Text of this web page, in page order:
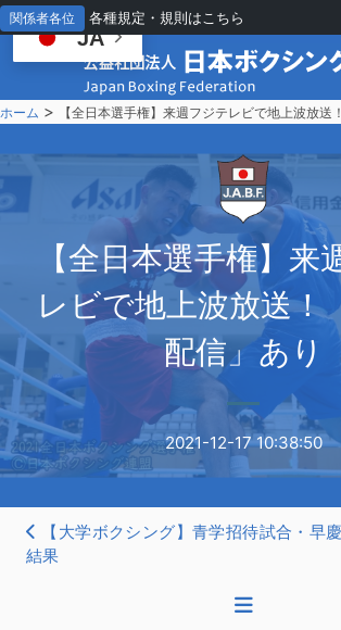
関係者各位 各種規定・規則はこちら
ホーム > 【全日本選手権】来週フジテレビで地上波放送
【全日本選手権】来
レビで地上波放送！
配信」あり
2021-12-17 10:38:50
【大学ボクシング】青学招待試合・早
結果
JA